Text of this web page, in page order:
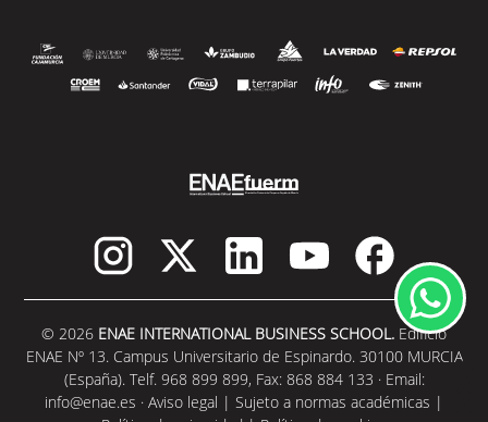
© 2026 ENAE INTERNATIONAL BUSINESS SCHOOL. Edificio
ENAE Nº 13. Campus Universitario de Espinardo. 30100 MURCIA
(España). Telf. 968 899 899, Fax: 868 884 133 · Email:
info@enae.es · Aviso legal | Sujeto a normas académicas |